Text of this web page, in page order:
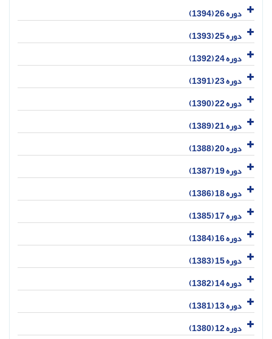
دوره 26 (1394)
دوره 25 (1393)
دوره 24 (1392)
دوره 23 (1391)
دوره 22 (1390)
دوره 21 (1389)
دوره 20 (1388)
دوره 19 (1387)
دوره 18 (1386)
دوره 17 (1385)
دوره 16 (1384)
دوره 15 (1383)
دوره 14 (1382)
دوره 13 (1381)
دوره 12 (1380)